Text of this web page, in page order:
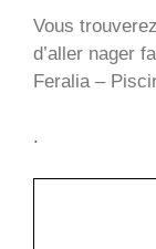
Vous
d’aller nager
Feralia –
.